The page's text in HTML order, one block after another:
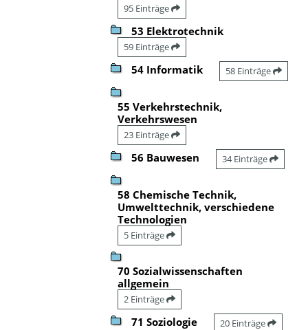
95 Einträge
53 Elektrotechnik
59 Einträge
54 Informatik 58 Einträge
55 Verkehrstechnik,
Verkehrswesen
23 Einträge
56 Bauwesen 34 Einträge
58 Chemische Technik,
Umwelttechnik, verschiedene
Technologien
5 Einträge
70 Sozialwissenschaften
allgemein
2 Einträge
71 Soziologie 20 Einträge